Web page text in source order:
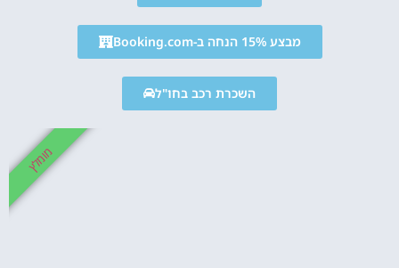
מבצע 15% הנחה ב-Booking.com
השכרת רכב בחו"ל
מומלץ